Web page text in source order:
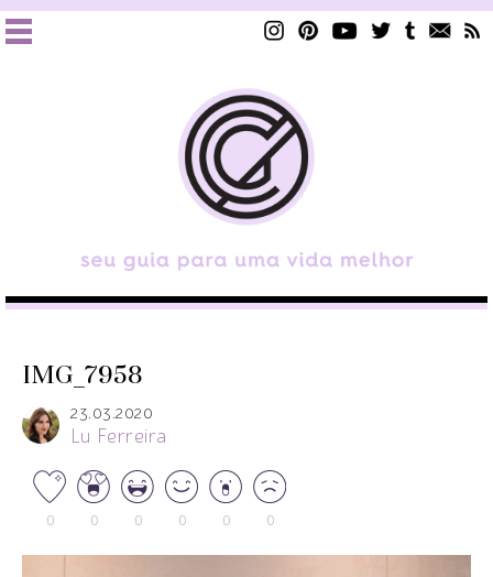
IMG_7958
23.03.2020
Lu Ferreira
0 0 0 0 0 0